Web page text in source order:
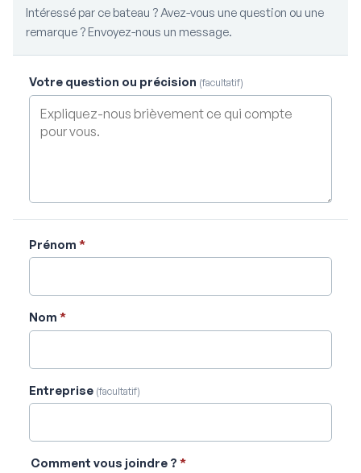
Intéressé par ce bateau ? Avez-vous une question ou une
remarque ? Envoyez-nous un message.
Votre question ou précision (facultatif)
Prénom *
Nom *
Entreprise (facultatif)
Comment vous joindre ? *